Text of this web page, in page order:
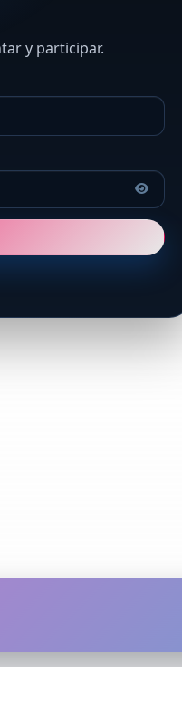
y participar.